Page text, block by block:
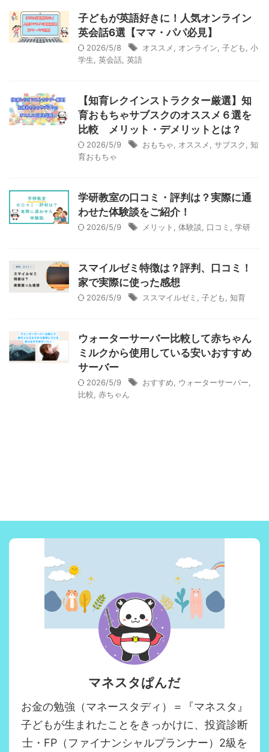
子どもが英語好きに！人気オンライン
英会話6選【ママ・パパ必見】
2026/5/8 オススメ オンライン 子ども
小
学生 英会話 英語
【知育レクインストラクター厳選】知
育おもちゃサブスクのオススメ６選を
比較 メリット・デメリットとは？
2026/5/9 おもちゃ オススメ サブスク
知
育おもちゃ
学研教室の口コミ・評判は？実際に通
わせた体験談をご紹介！
2026/5/9 メリット 体験談 口コミ 学研
スマイルゼミ特徴は？評判、口コミ！
家で実際に使った感想
2026/5/9 ススマイルゼミ 子ども 知育
ウォーターサーバー比較して赤ちゃん
ミルクから使用している安いおすすめ
サーバー
2026/5/9 おすすめ ウォーターサーバー
比較 赤ちゃん
マネスタぱんだ
お金の勉強（マネースタディ）＝『マネスタ』
子どもが生まれたことをきっかけに、投資診断
士・FP（ファイナンシャルプランナー）2級を